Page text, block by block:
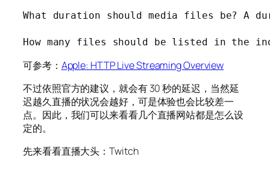
What duration should media files be? A
How many files should be listed in the
可参考： Apple: HTTP Live Streaming Overview
不过依照官方的建议，就会有 30 秒的延迟，当然延
迟越久直播的状况会越好，可是体验也会比较差一
点。因此，我们可以来看看几个直播网站都是怎么设
定的。
先来看看直播大头：Twitch